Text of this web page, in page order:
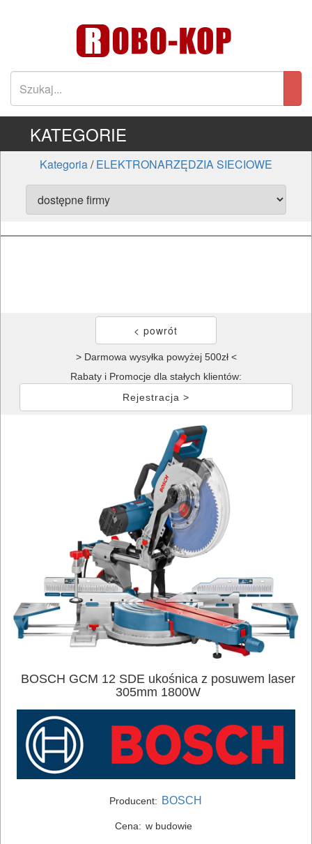
KATEGORIE
Kategoria/ELEKTRONARZĘDZIA SIECIOWE
> Darmowa wysyłka powyżej 500zł <
Rabaty i Promocje dla stałych klientów:
Rejestracja >
BOSCH GCM 12 SDE ukośnica z posuwem laser
305mm 1800W
Producent: BOSCH
Cena: w budowie